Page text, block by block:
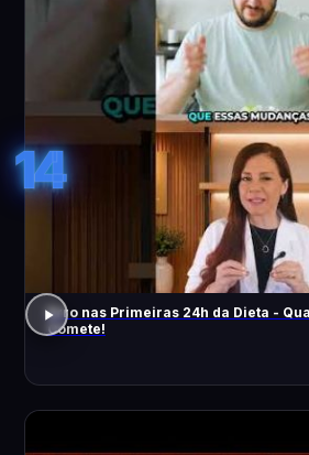
14
Erro nas Primeiras 24h da Dieta -
Comete!